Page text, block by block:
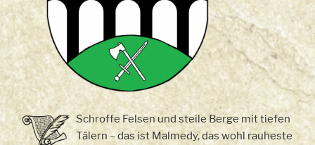
Schroffe Felsen und steile Berge mit tiefen
Tälern – das ist Malmedy, das wohl rauheste